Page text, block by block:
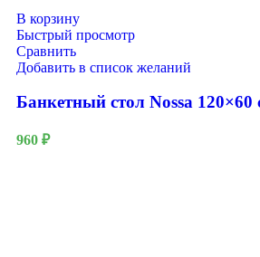
В корзину
Быстрый просмотр
Сравнить
Добавить в список желаний
Банкетный стол Nossa
960 ₽